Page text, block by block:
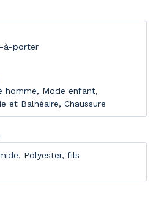
à-porter
homme, Mode enfant,
et Balnéaire, Chaussure
Polyester, fils